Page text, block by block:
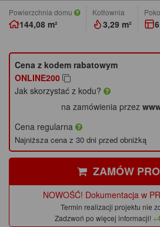
Powierzchnia domu
144,08 m²
Kotłownia
3,29 m² 6
Cena z kodem rabatowym
ONLINE200
Jak skorzystać z kodu?
na zamówienia przez
Cena regularna
Najniższa cena z 30 dni przed obniżką
ZAMÓW
NOWOŚĆ! Dokumentacja w
Termin realizacji projektu nie
Zadzwoń po więcej informacji!